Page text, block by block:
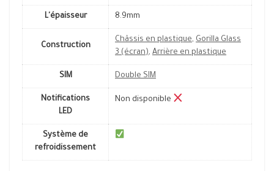
L'épaisseur 8.9mm
Construction
Châssis en plastique, Gorilla Glass
3 (écran), Arrière en plastique
SIM Double SIM
Notifications
LED
Non disponible
Système de
refroidissement